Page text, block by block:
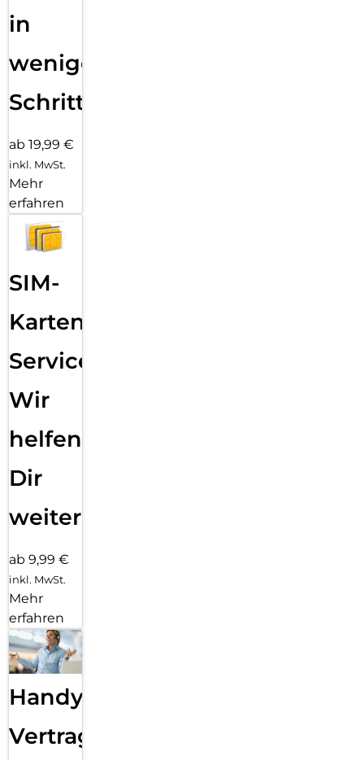
in
wenigen
Schritten
ab 19,99 €
inkl. MwSt.
Mehr
erfahren
SIM-
Karten
Service:
Wir
helfen
Dir
weiter
ab 9,99 €
inkl. MwSt.
Mehr
erfahren
Handy
Vertragsabwicklung